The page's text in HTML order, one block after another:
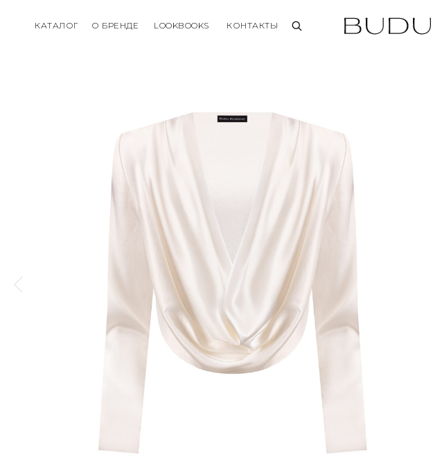
КАТАЛОГ О БРЕНДЕ LOOKBOOKS КОНТАКТЫ